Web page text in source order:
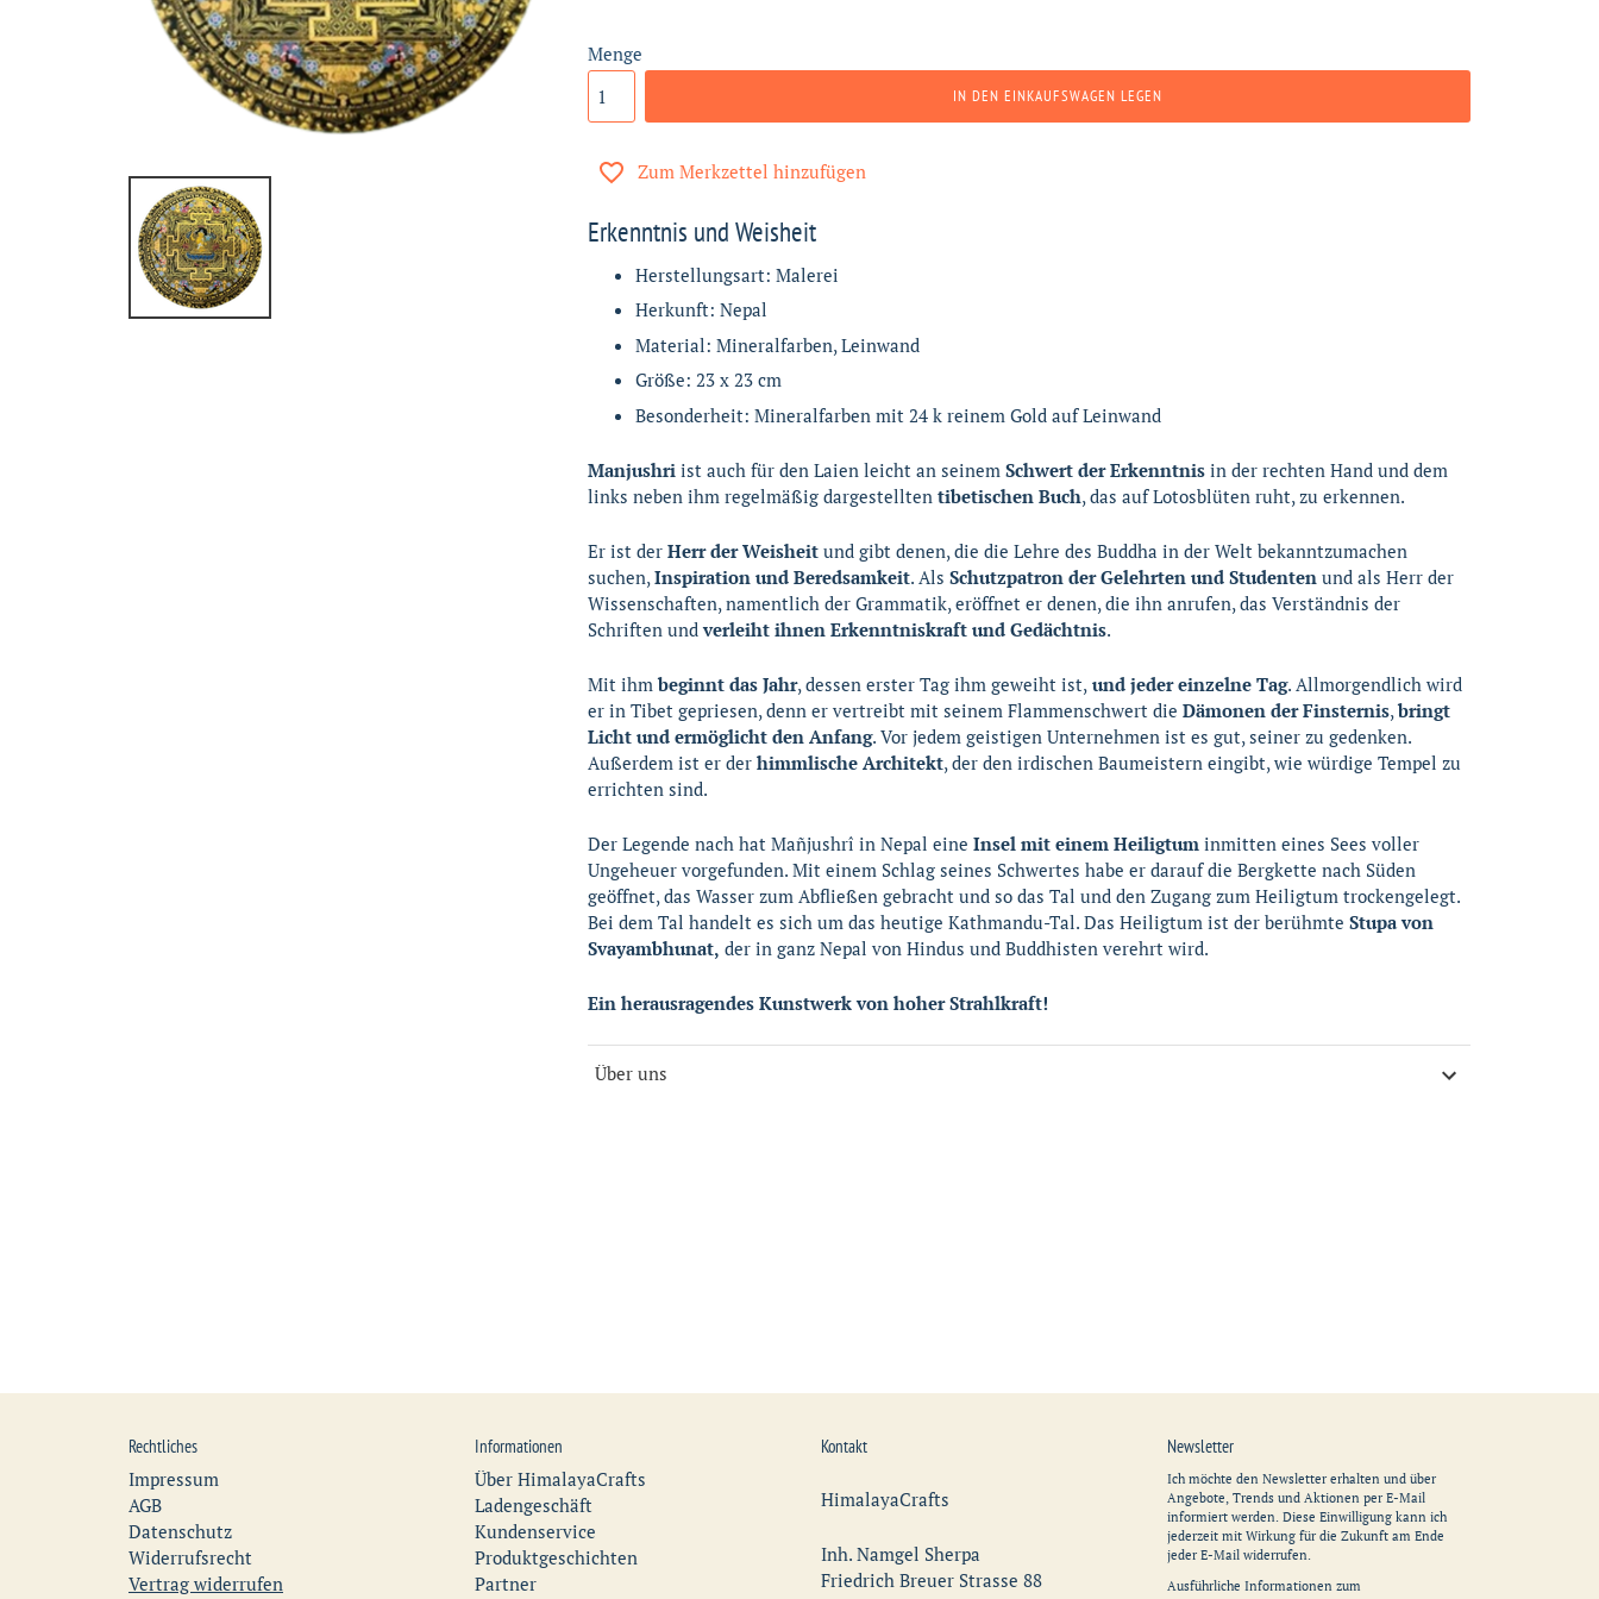
Menge
IN DEN EINKAUFSWAGEN LEGEN
Zum Merkzettel hinzufügen
Erkenntnis und Weisheit
Herstellungsart: Malerei
Herkunft: Nepal
Material: Mineralfarben, Leinwand
Größe: 23 x 23 cm
Besonderheit: Mineralfarben mit 24 k reinem Gold auf Leinwand
Manjushri ist auch für den Laien leicht an seinem Schwert der Erkenntnisin der rechten Hand und dem
links neben ihm regelmäßig dargestellten tibetischen Buch, das auf Lotosblüten ruht, zu erkennen.
Er ist der Herr der Weisheitund gibt denen, die die Lehre des Buddha in der Welt bekanntzumachen
suchen, Inspiration und Beredsamkeit. Als Schutzpatron der Gelehrten und Studenten und als Herr der
Wissenschaften, namentlich der Grammatik, eröffnet er denen, die ihn anrufen, das Verständnis der
Schriften undverleiht ihnen Erkenntniskraft und Gedächtnis.
Mit ihmbeginnt das Jahr, dessen erster Tag ihm geweiht ist, und jeder einzelne Tag. Allmorgendlich wird
er in Tibet gepriesen, denn er vertreibt mit seinem Flammenschwert die Dämonen der Finsternis,bringt
Licht und ermöglicht den Anfang. Vor jedem geistigen Unternehmen ist es gut, seiner zu gedenken.
Außerdem ist er der himmlische Architekt, der den irdischen Baumeistern eingibt, wie würdige Tempel zu
errichten sind.
Der Legende nach hat Mañjushrî in Nepal eine Insel mit einem Heiligtum inmitten eines Sees voller
Ungeheuer vorgefunden. Mit einem Schlag seines Schwertes habe er darauf die Bergkette nach Süden
geöffnet, das Wasser zum Abfließen gebracht und so das Tal und den Zugang zum Heiligtum trockengelegt.
Bei dem Tal handelt es sich um das heutige Kathmandu-Tal. Das Heiligtum ist der berühmte Stupa von
Svayambhunat, der in ganz Nepal von Hindus und Buddhisten verehrt wird.
Ein herausragendes Kunstwerk von hoher Strahlkraft!
Über uns
Rechtliches
Impressum
AGB
Datenschutz
Widerrufsrecht
Vertrag widerrufen
Informationen
Über HimalayaCrafts
Ladengeschäft
Kundenservice
Produktgeschichten
Partner
Kontakt
HimalayaCrafts
Inh. Namgel Sherpa
Friedrich Breuer Strasse 88
Newsletter
Ich möchte den Newsletter erhalten und über
Angebote, Trends und Aktionen per E-Mail
informiert werden. Diese Einwilligung kann ich
jederzeit mit Wirkung für die Zukunft am Ende
jeder E-Mail widerrufen.
Ausführliche Informationen zum